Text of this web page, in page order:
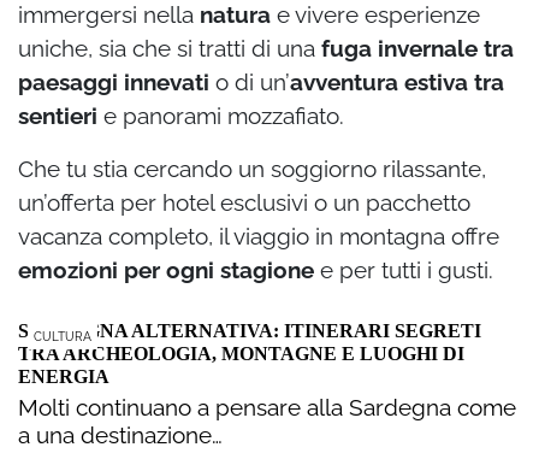
immergersi nella natura e vivere esperienze
uniche, sia che si tratti di una fuga invernale tra
paesaggi innevati o di un’avventura estiva tra
sentieri e panorami mozzafiato.
Che tu stia cercando un soggiorno rilassante,
un’offerta per hotel esclusivi o un pacchetto
vacanza completo, il viaggio in montagna offre
emozioni per ogni stagione e per tutti i gusti.
CULTURA
SARDEGNA ALTERNATIVA: ITINERARI SEGRETI
TRA ARCHEOLOGIA, MONTAGNE E LUOGHI DI
ENERGIA
Molti continuano a pensare alla Sardegna come
a una destinazione…